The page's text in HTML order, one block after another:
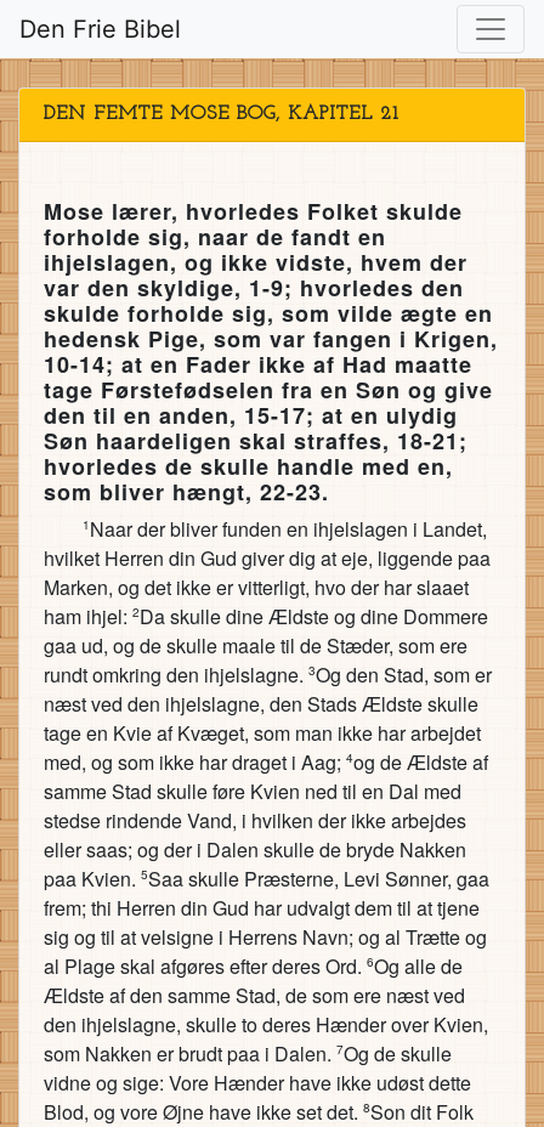
Den Frie Bibel
DEN FEMTE MOSE BOG, KAPITEL 21
Mose lærer, hvorledes Folket skulde
forholde sig, naar de fandt en
ihjelslagen, og ikke vidste, hvem der
var den skyldige, 1-9; hvorledes den
skulde forholde sig, som vilde ægte en
hedensk Pige, som var fangen i Krigen,
10-14; at en Fader ikke af Had maatte
tage Førstefødselen fra en Søn og give
den til en anden, 15-17; at en ulydig
Søn haardeligen skal straffes, 18-21;
hvorledes de skulle handle med en,
som bliver hængt, 22-23.
1 Naar der bliver funden en ihjelslagen i Landet,
hvilket Herren din Gud giver dig at eje, liggende paa
Marken, og det ikke er vitterligt, hvo der har slaaet
ham ihjel: 2Da skulle dine Ældste og dine Dommere
gaa ud, og de skulle maale til de Stæder, som ere
rundt omkring den ihjelslagne. 3Og den Stad, som er
næst ved den ihjelslagne, den Stads Ældste skulle
tage en Kvie af Kvæget, som man ikke har arbejdet
med, og som ikke har draget i Aag; 4og de Ældste af
samme Stad skulle føre Kvien ned til en Dal med
stedse rindende Vand, i hvilken der ikke arbejdes
eller saas; og der i Dalen skulle de bryde Nakken
paa Kvien. 5Saa skulle Præsterne, Levi Sønner, gaa
frem; thi Herren din Gud har udvalgt dem til at tjene
sig og til at velsigne i Herrens Navn; og al Trætte og
al Plage skal afgøres efter deres Ord. 6Og alle de
Ældste af den samme Stad, de som ere næst ved
den ihjelslagne, skulle to deres Hænder over Kvien,
som Nakken er brudt paa i Dalen. 7Og de skulle
vidne og sige: Vore Hænder have ikke udøst dette
Blod, og vore Øjne have ikke set det. 8Son dit Folk